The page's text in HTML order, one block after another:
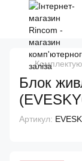
Блок
Артикул: